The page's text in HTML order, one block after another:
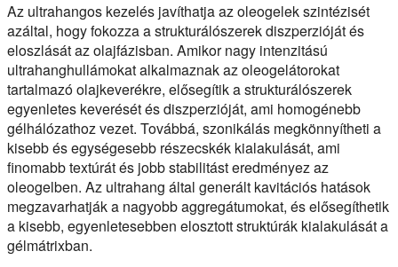
Az ultrahangos kezelés javíthatja az oleogelek szintézisét
azáltal, hogy fokozza a strukturálószerek diszperzióját és
eloszlását az olajfázisban. Amikor nagy intenzitású
ultrahanghullámokat alkalmaznak az oleogelátorokat
tartalmazó olajkeverékre, elősegítik a strukturálószerek
egyenletes keverését és diszperzióját, ami homogénebb
gélhálózathoz vezet. Továbbá, szonikálás megkönnyítheti a
kisebb és egységesebb részecskék kialakulását, ami
finomabb textúrát és jobb stabilitást eredményez az
oleogelben. Az ultrahang által generált kavitációs hatások
megzavarhatják a nagyobb aggregátumokat, és elősegíthetik
a kisebb, egyenletesebben elosztott struktúrák kialakulását a
gélmátrixban.